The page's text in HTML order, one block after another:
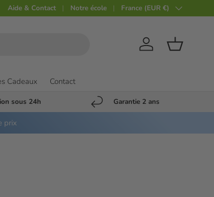
Aide & Contact Notre école Pays
France (EUR €)
Compte Panier
Cadeaux Contact
sous 24h Garantie 2 ans
prix